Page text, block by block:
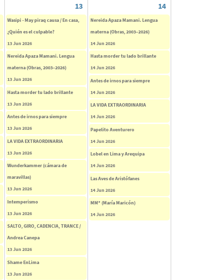
13 14
Wasipi - May piraq causa / En casa,
¿Quién es el culpable?
13 Jun 2026
Nereida Apaza Mamani. Lengua
materna (Obras, 2003–2026)
13 Jun 2026
Hasta morder tu lado brillante
13 Jun 2026
Antes de irnos para siempre
13 Jun 2026
LA VIDA EXTRAORDINARIA
13 Jun 2026
Wunderkammer (cámara de
maravillas)
13 Jun 2026
Intemperismo
13 Jun 2026
SALTO, GIRO, CADENCIA, TRANCE /
Andrea Canepa
13 Jun 2026
Shame EnLima
13 Jun 2026
Nereida Apaza Mamani. Lengua
materna (Obras, 2003–2026)
14 Jun 2026
Hasta morder tu lado brillante
14 Jun 2026
Antes de irnos para siempre
14 Jun 2026
LA VIDA EXTRAORDINARIA
14 Jun 2026
Papelito Aventurero
14 Jun 2026
Lobel en Lima y Arequipa
14 Jun 2026
Las Aves de Aristófanes
14 Jun 2026
MM* (María Maricón)
14 Jun 2026